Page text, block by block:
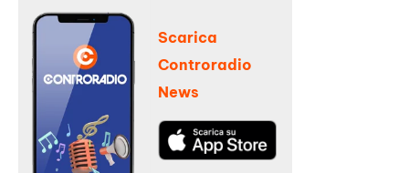
Scarica
Controradio
News